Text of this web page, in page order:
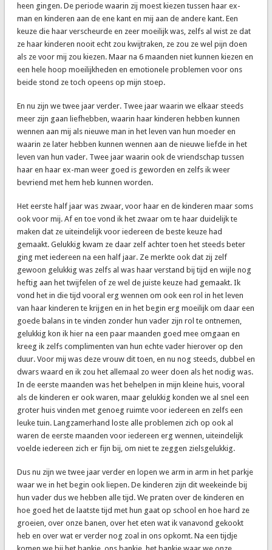
heen gingen. De periode waarin zij moest kiezen tussen haar ex-
man en kinderen aan de ene kant en mij aan de andere kant. Een
keuze die haar verscheurde en zeer moeilijk was, zelfs al wist ze dat
ze haar kinderen nooit echt zou kwijtraken, ze zou ze wel pijn doen
als ze voor mij zou kiezen. Maar na 6 maanden niet kunnen kiezen en
een hele hoop moeilijkheden en emotionele problemen voor ons
beide stond ze toch opeens op mijn stoep.
En nu zijn we twee jaar verder. Twee jaar waarin we elkaar steeds
meer zijn gaan liefhebben, waarin haar kinderen hebben kunnen
wennen aan mij als nieuwe man in het leven van hun moeder en
waarin ze later hebben kunnen wennen aan de nieuwe liefde in het
leven van hun vader. Twee jaar waarin ook de vriendschap tussen
haar en haar ex-man weer goed is geworden en zelfs ik weer
bevriend met hem heb kunnen worden.
Het eerste half jaar was zwaar, voor haar en de kinderen maar soms
ook voor mij. Af en toe vond ik het zwaar om te haar duidelijk te
maken dat ze uiteindelijk voor iedereen de beste keuze had
gemaakt. Gelukkig kwam ze daar zelf achter toen het steeds beter
ging met iedereen na een half jaar. Ze merkte ook dat zij zelf
gewoon gelukkig was zelfs al was haar verstand bij tijd en wijle nog
heftig aan het twijfelen of ze wel de juiste keuze had gemaakt. Ik
vond het in die tijd vooral erg wennen om ook een rol in het leven
van haar kinderen te krijgen en in het begin erg moeilijk om daar een
goede balans in te vinden zonder hun vader zijn rol te ontnemen,
gelukkig kon ik hier na een paar maanden goed mee omgaan en
kreeg ik zelfs complimenten van hun echte vader hierover op den
duur. Voor mij was deze vrouw dit toen, en nu nog steeds, dubbel en
dwars waard en ik zou het allemaal zo weer doen als het nodig was.
In de eerste maanden was het behelpen in mijn kleine huis, vooral
als de kinderen er ook waren, maar gelukkig konden we al snel een
groter huis vinden met genoeg ruimte voor iedereen en zelfs een
leuke tuin. Langzamerhand loste alle problemen zich op ook al
waren de eerste maanden voor iedereen erg wennen, uiteindelijk
voelde iedereen zich er fijn bij, om niet te zeggen zielsgelukkig.
Dus nu zijn we twee jaar verder en lopen we arm in arm in het parkje
waar we in het begin ook liepen. De kinderen zijn dit weekeinde bij
hun vader dus we hebben alle tijd. We praten over de kinderen en
hoe goed het de laatste tijd met hun gaat op school en hoe hard ze
groeien, over onze banen, over het eten wat ik vanavond gekookt
heb en over wat er verder nog zoal in ons opkomt. Na een tijdje